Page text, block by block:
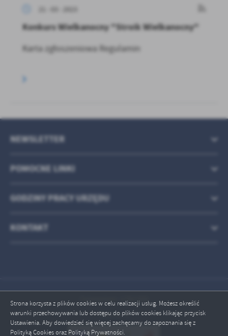
Strona korzysta z plików cookies w celu realizacji usług. Możesz określić
warunki przechowywania lub dostępu do plików cookies klikając przycisk
Ustawienia. Aby dowiedzieć się więcej zachęcamy do zapoznania się z
Polityką Cookies oraz Polityką Prywatności.
Konkurs Wielkanocny "Stroik Wielkanocny"
Karta zgłoszeniowa Regulamin
POMOCNE LINKI
NEWSLETTER
GODZINY PRACY URZĘDU
KONTAKT
Odwiedzin: 1782300
Online: 6